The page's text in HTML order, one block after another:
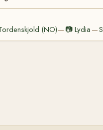
(NO)— 📷Lydia —